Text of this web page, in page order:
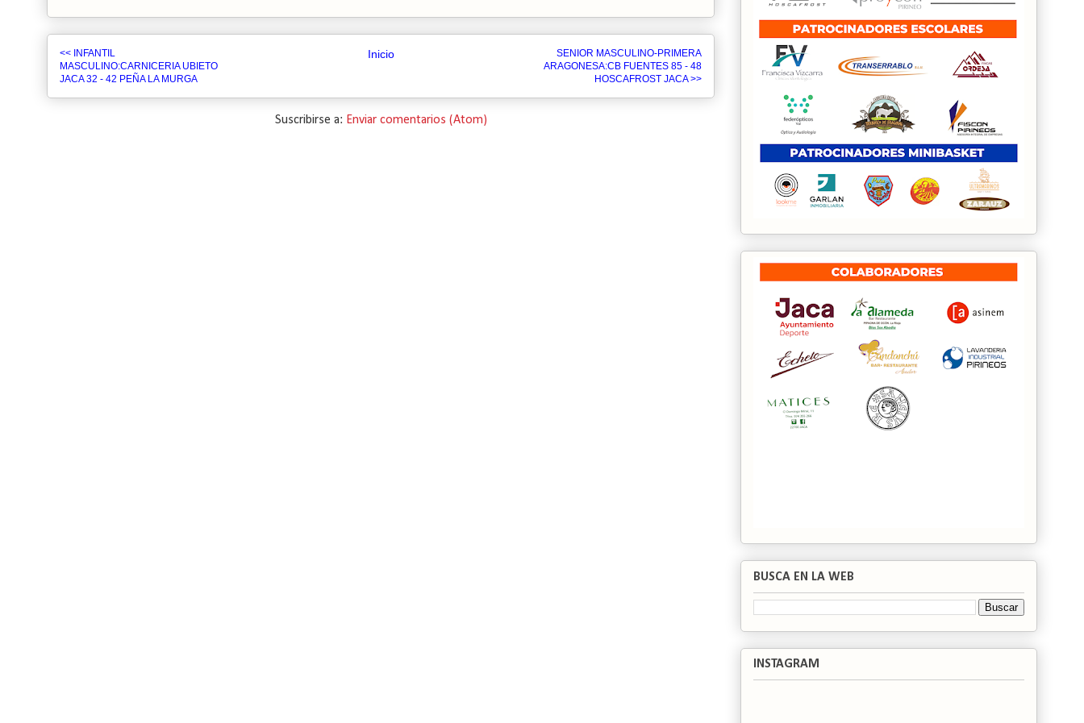
<< INFANTIL
MASCULINO:CARNICERIA UBIETO
JACA 32 - 42 PEÑA LA MURGA
SENIOR MASCULINO-PRIMERA
ARAGONESA:CB FUENTES 85 - 48
HOSCAFROST JACA >>
Inicio
Suscribirse a: Enviar comentarios (Atom)
BUSCA EN LA WEB
INSTAGRAM